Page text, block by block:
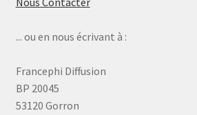
... ou en nous écrivant à :
Francephi Diffusion
BP 20045
53120 Gorron